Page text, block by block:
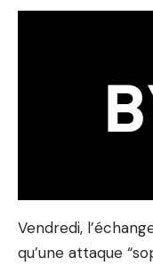
Vendredi,
qu’une attaque